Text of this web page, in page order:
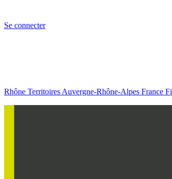
Se connecter
Rhône Territoires Auvergne-Rhône-Alpes France